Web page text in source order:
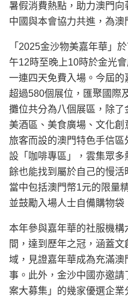
暑假消費熱點，助力澳門
中國與本會協力共進，為澳
「2025金沙物美嘉年華」
午12時至晚上10時於金光
一連四天免費入場。今屆
超過580個展位，匯聚國際
攤位共分為八個展區，除
美酒區、美食廣場、文化
旅客而設的澳門特色手信
設「咖啡專區」，雲集眾
餘也能找到屬於自己的慢活
當中包括澳門幣1元的限量
並鼓勵入場人士自備購物袋
本年參與嘉年華的社服機
間，達到歷年之冠，涵蓋
域，見證嘉年華成為充滿
事。此外，金沙中國亦邀
案大募集」的幾家優選企